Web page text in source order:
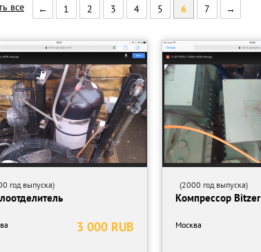
все ← 1 2 3 4 5 6 7 →
год выпуска)
3 000 RUB
(2000 год выпуска)
Компрессор Bitzer
Москва